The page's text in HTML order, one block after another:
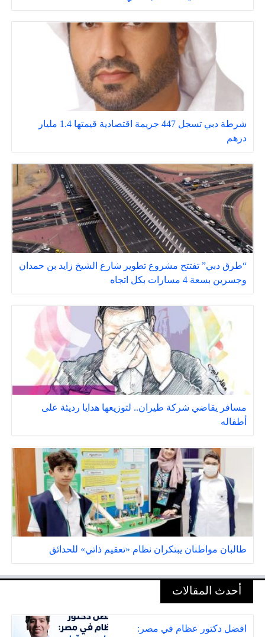
شرطة دبي تسجل 447 جريمة اقتصادية قيمتها 1.4 مليار
درهم
“طرق دبي” تفتتح مشروع تطوير شارع الشيخ زايد بن حمدان
وجسرين بسعة 4 مسارات بكل اتجاه
مسافر يقاضي شركة طيران.. لتوزيعها هدايا رديئة على
أطفاله
طالبان مواطنان يبتكران نظام «تعقيم ذاتي» للحدائق
أحدث المقالات
افضل دكتور عظام في مصر: